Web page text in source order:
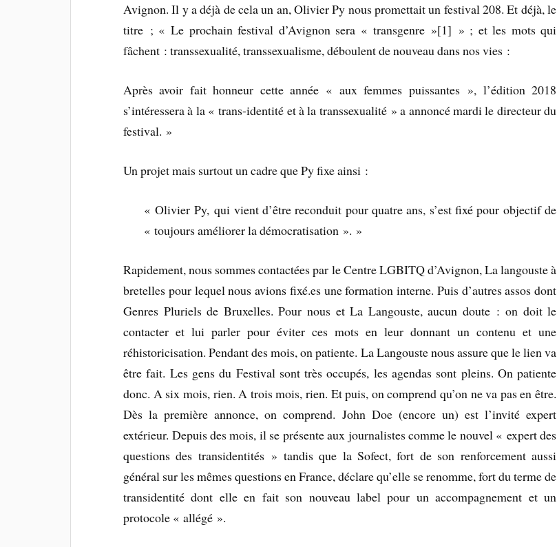
Avignon. Il y a déjà de cela un an, Olivier Py nous promettait un festival 208. Et déjà, le
titre ; « Le prochain festival d’Avignon sera « transgenre »[1] » ; et les mots qui
fâchent : transsexualité, transsexualisme, déboulent de nouveau dans nos vies :
Après avoir fait honneur cette année « aux femmes puissantes », l’édition 2018
s’intéressera à la « trans-identité et à la transsexualité » a annoncé mardi le directeur du
festival. »
Un projet mais surtout un cadre que Py fixe ainsi :
« Olivier Py, qui vient d’être reconduit pour quatre ans, s’est fixé pour objectif de
« toujours améliorer la démocratisation ». »
Rapidement, nous sommes contactées par le Centre LGBITQ d’Avignon, La langouste à
bretelles pour lequel nous avions fixé.es une formation interne. Puis d’autres assos dont
Genres Pluriels de Bruxelles. Pour nous et La Langouste, aucun doute : on doit le
contacter et lui parler pour éviter ces mots en leur donnant un contenu et une
réhistoricisation. Pendant des mois, on patiente. La Langouste nous assure que le lien va
être fait. Les gens du Festival sont très occupés, les agendas sont pleins. On patiente
donc. A six mois, rien. A trois mois, rien. Et puis, on comprend qu’on ne va pas en être.
Dès la première annonce, on comprend. John Doe (encore un) est l’invité expert
extérieur. Depuis des mois, il se présente aux journalistes comme le nouvel « expert des
questions des transidentités » tandis que la Sofect, fort de son renforcement aussi
général sur les mêmes questions en France, déclare qu’elle se renomme, fort du terme de
transidentité dont elle en fait son nouveau label pour un accompagnement et un
protocole « allégé ».